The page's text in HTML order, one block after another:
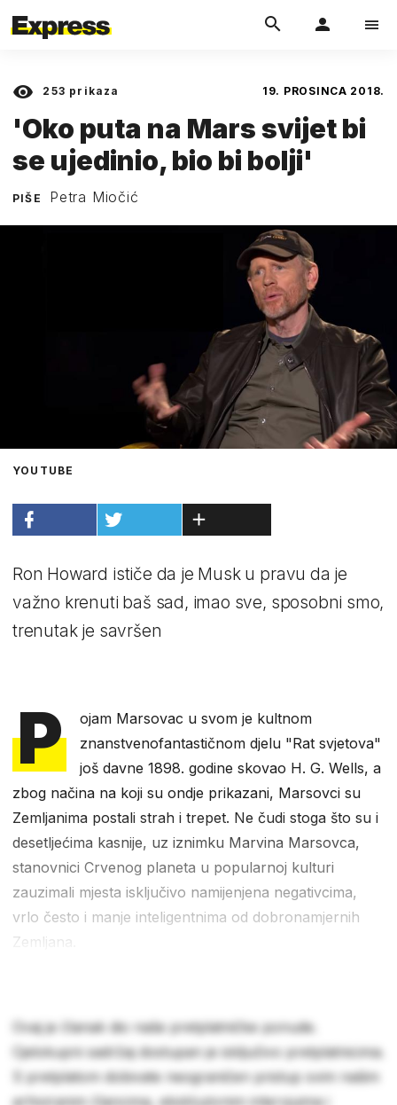
253 prikaza 19. PROSINCA 2018.
'Oko puta na Mars svijet bi
se ujedinio, bio bi bolji'
PIŠE Petra Miočić
YOUTUBE
Ron Howard ističe da je Musk u pravu da je
važno krenuti baš sad, imao sve, sposobni smo,
trenutak je savršen
P
ojam Marsovac u svom je kultnom
znanstvenofantastičnom djelu "Rat svjetova"
još davne 1898. godine skovao H. G. Wells, a
zbog načina na koji su ondje prikazani, Marsovci su
Zemljanima postali strah i trepet. Ne čudi stoga što su i
desetljećima kasnije, uz iznimku Marvina Marsovca,
stanovnici Crvenog planeta u popularnoj kulturi
zauzimali mjesta isključivo namijenjena negativcima,
vrlo često i manje inteligentnima od dobronamjernih
Zemljana.
Ovaj je članak dio naše pretplatničke ponude.
Cjelokupni sadržaj dostupan je isključivo pretplatnicima.
S pretplatom dobivate neograničen pristup svim našim
arhiviranim člancima, ekskluzivnim intervjuima i